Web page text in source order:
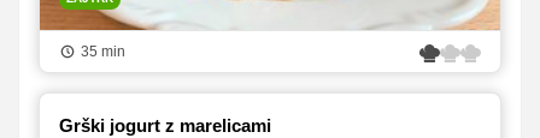
35 min
Grški jogurt z marelicami